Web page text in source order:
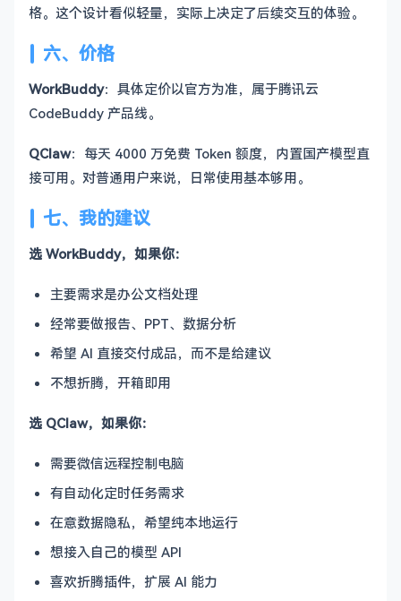
格。这个设计看似轻量，实际上决定了后续交互的体验。
六、价格
WorkBuddy：具体定价以官方为准，属于腾讯云
CodeBuddy 产品线。
QClaw：每天 4000 万免费 Token 额度，内置国产模型直
接可用。对普通用户来说，日常使用基本够用。
七、我的建议
选 WorkBuddy，如果你：
主要需求是办公文档处理
经常要做报告、PPT、数据分析
希望 AI 直接交付成品，而不是给建议
不想折腾，开箱即用
选 QClaw，如果你：
需要微信远程控制电脑
有自动化定时任务需求
在意数据隐私，希望纯本地运行
想接入自己的模型 API
喜欢折腾插件，扩展 AI 能力